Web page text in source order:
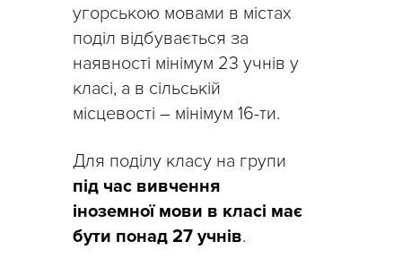
угорською мовами в містах
поділ відбувається за
наявності мінімум 23 учнів у
класі, а в сільській
місцевості – мінімум 16-ти.
Для поділу класу на групи
під час вивчення
іноземної мови в класі має
бути понад 27 учнів.